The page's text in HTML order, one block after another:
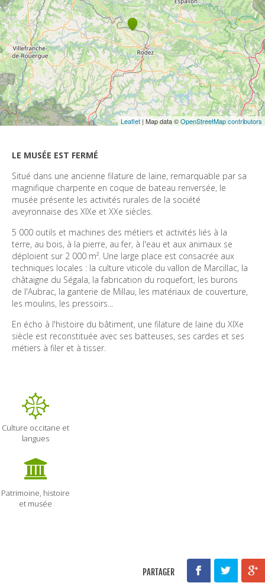
Leaflet | Map data ©OpenStreetMap contributors
LE MUSÉE EST FERMÉ
Situé dans une ancienne filature de laine, remarquable par sa
magnifique charpente en coque de bateau renversée, le
musée présente les activités rurales de la société
5 000 outils et machines des métiers et activités liés à la
terre, au bois, à la pierre, au fer, à l'eau et aux animaux se
déploient sur 2 000 m². Une large place est consacrée aux
techniques locales : la culture viticole du vallon de Marcillac, la
châtaigne du Ségala, la fabrication du roquefort, les burons
de l'Aubrac, la ganterie de Millau, les matériaux de couverture,
En écho à l'histoire du bâtiment, une filature de laine du XIXe
siècle est reconstituée avec ses batteuses, ses cardes et ses
métiers à filer et à tisser.
Culture occitane et
langues
Patrimoine, histoire
et musée
PARTAGER